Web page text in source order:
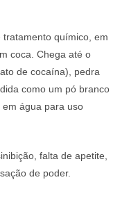
químico, em
coca. Chega até o
de cocaína), pedra
como um pó branco
água para uso
falta de apetite,
de poder.